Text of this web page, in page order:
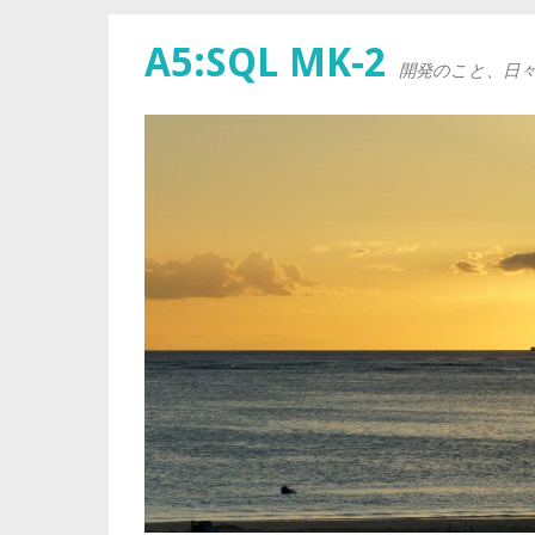
A5:SQL MK-2 開発のこと、日